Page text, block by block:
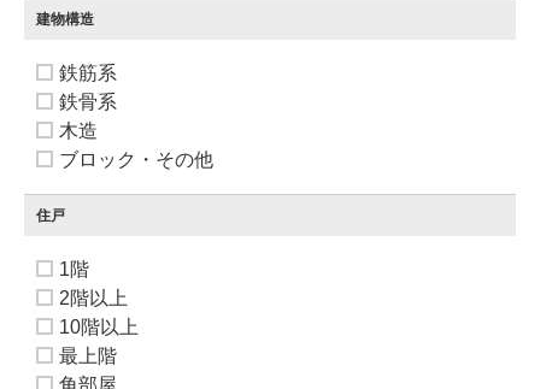
建物構造
鉄筋系
鉄骨系
木造
ブロック・その他
住戸
1階
2階以上
10階以上
最上階
角部屋